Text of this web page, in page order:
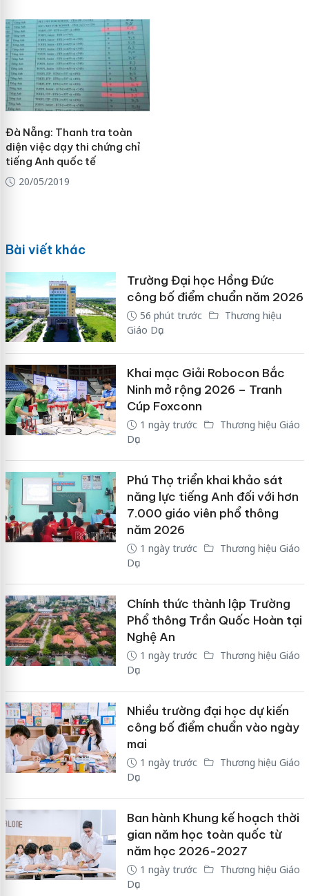
Đà Nẵng: Thanh tra toàn
diện việc dạy thi chứng chỉ
tiếng Anh quốc tế
20/05/2019
Bài viết khác
Trường Đại học Hồng Đức
công bố điểm chuẩn năm 2026
56 phút trước
Thương hiệu
Giáo Dục
Khai mạc Giải Robocon Bắc
Ninh mở rộng 2026 – Tranh
Cúp Foxconn
1 ngày trước
Thương hiệu Giáo
Dục
Phú Thọ triển khai khảo sát
năng lực tiếng Anh đối với hơn
7.000 giáo viên phổ thông
năm 2026
1 ngày trước
Thương hiệu Giáo
Dục
Chính thức thành lập Trường
Phổ thông Trần Quốc Hoàn tại
Nghệ An
1 ngày trước
Thương hiệu Giáo
Dục
Nhiều trường đại học dự kiến
công bố điểm chuẩn vào ngày
mai
1 ngày trước
Thương hiệu Giáo
Dục
Ban hành Khung kế hoạch thời
gian năm học toàn quốc từ
năm học 2026-2027
1 ngày trước
Thương hiệu Giáo
Dục